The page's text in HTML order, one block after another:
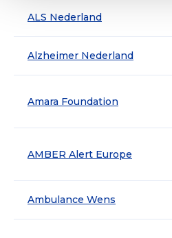
ALS Nederland
Alzheimer Nederland
Amara Foundation
AMBER Alert Europe
Ambulance Wens